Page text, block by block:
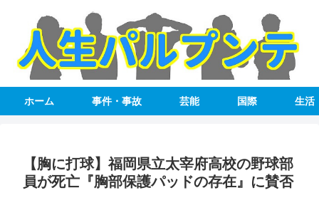
ホーム 事件・事故 芸能 国際 生活
【胸に打球】福岡県立太宰府高校の野球部
員が死亡『胸部保護パッドの存在』に賛否